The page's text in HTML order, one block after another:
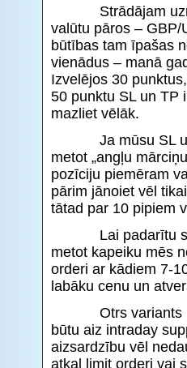
Strādājam uzreiz
valūtu pāros – GBP/
būtības tam īpašas
vienādus – manā
Izvelējos 30
50 punktu SL un TP
mazliet vēlāk.
Ja mūsu SL un
metot „angļu
pozīciju piemēram
pārim jānoiet vēl
tātad par 10 pipiem
Lai padarītu
metot kapeiku mēs
orderi ar kādiem 7-
labāku cenu un
Otrs variants kā
būtu aiz intraday
aizsardzību vēl
atkal limit orderi vai